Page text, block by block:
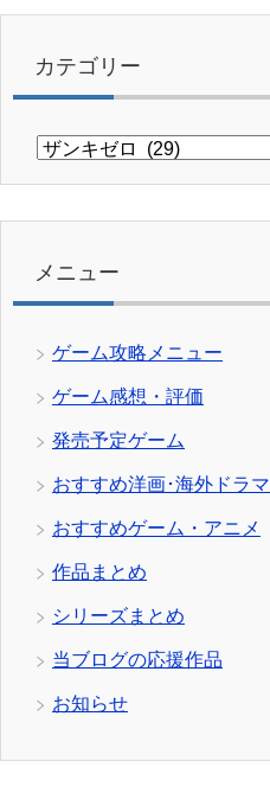
カテゴリー
カ
リ
メニュー
ゲーム攻略メニュー
ゲーム感想・評価
発売予定ゲーム
おすすめ洋画･海外ドラマ
おすすめゲーム・アニメ
作品まとめ
シリーズまとめ
当ブログの応援作品
お知らせ